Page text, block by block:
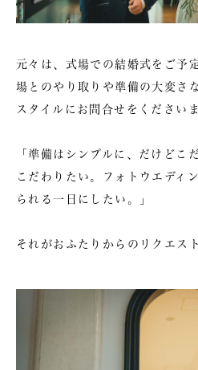
元々は、式場での結婚式をご予
場とのやり取りや準備の大変さ
スタイルにお問合せをください
「準備はシンプルに、だけどこ
こだわりたい。フォトウエディ
られる一日にしたい。」
それがおふたりからのリクエス